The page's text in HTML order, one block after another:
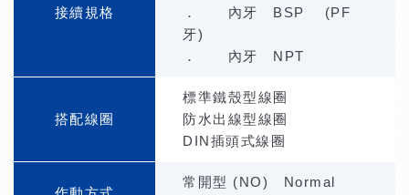
接續規格
． 內牙 BSP (PF
牙)
． 內牙 NPT
搭配線圈
標準鐵殼型線圈
防水出線型線圈
DIN插頭式線圈
常開型 (NO) Normal